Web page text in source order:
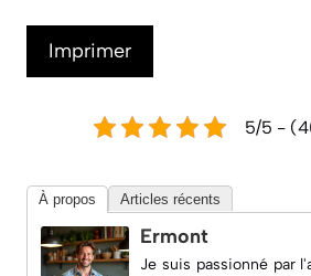
Imprimer
5/5 -
À propos Articles récents
Ermont
Je suis passionné par